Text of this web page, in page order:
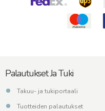
Palautukset Ja Tuki
Takuu- ja tukiportaali
Tuotteiden palautukset